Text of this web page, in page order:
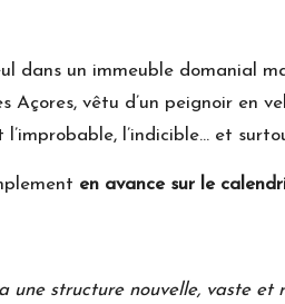
dans un immeuble domanial
vêtu d’un peignoir en
l’indicible… et
en avance sur le
une structure nouvelle, vaste et